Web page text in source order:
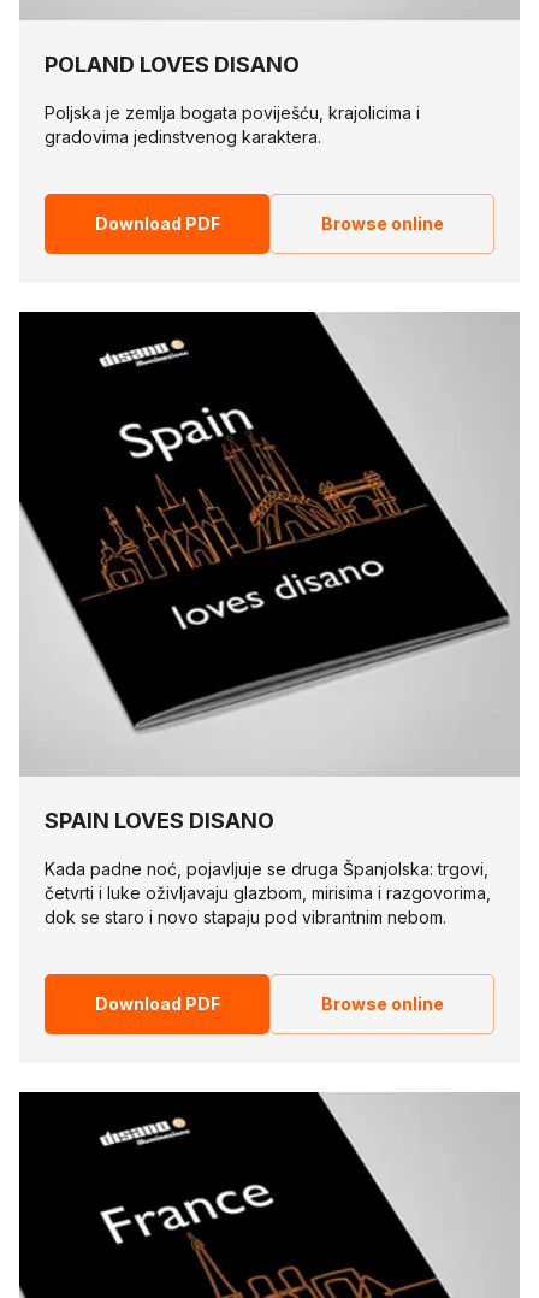
POLAND LOVES DISANO
Poljska je zemlja bogata poviješću, krajolicima i
gradovima jedinstvenog karaktera.
Download PDF Browse online
SPAIN LOVES DISANO
Kada padne noć, pojavljuje se druga Španjolska: trgovi,
četvrti i luke oživljavaju glazbom, mirisima i razgovorima,
dok se staro i novo stapaju pod vibrantnim nebom.
Download PDF Browse online